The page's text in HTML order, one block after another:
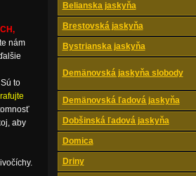
Belianska jaskyňa
Brestovská jaskyňa
Bystrianska jaskyňa
Demänovská jaskyňa slobody
Demänovská ľadová jaskyňa
Dobšinská ľadová jaskyňa
Domica
Driny
nám
to
aby